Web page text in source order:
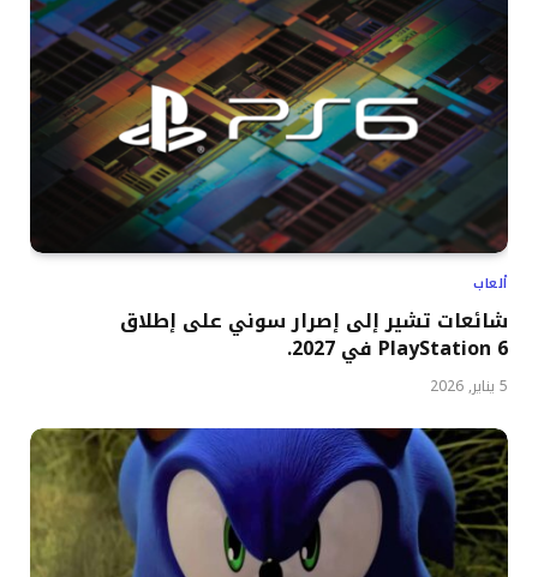
ألعاب
شائعات تشير إلى إصرار سوني على إطلاق
PlayStation 6 في 2027.
5 يناير, 2026